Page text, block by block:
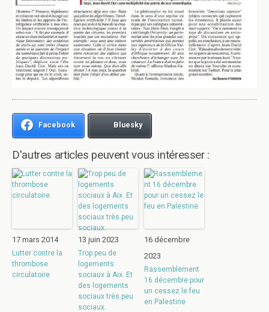
Facebook Bluesky
D'autres articles peuvent vous intéresser :
17 mars 2014
Lutter contre la
thrombose
circulatoire
13 juin 2023
Trop peu de
logements
sociaux à Aix. Et
des logements
sociaux très peu
sociaux.
16 décembre
2023
Rassemblement
16 décembre pour
un cessez le feu
en Palestine